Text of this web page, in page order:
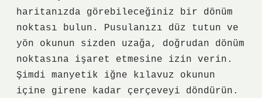
haritanızda görebileceğiniz bir dönüm
noktası bulun. Pusulanızı düz tutun ve
yön okunun sizden uzağa, doğrudan dönüm
noktasına işaret etmesine izin verin.
Şimdi manyetik iğne kılavuz okunun
içine girene kadar çerçeveyi döndürün.